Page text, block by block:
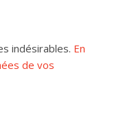
indésirables. En
de vos